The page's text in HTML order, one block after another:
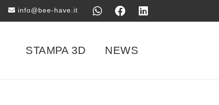
info@bee-have.it
STAMPA 3D NEWS